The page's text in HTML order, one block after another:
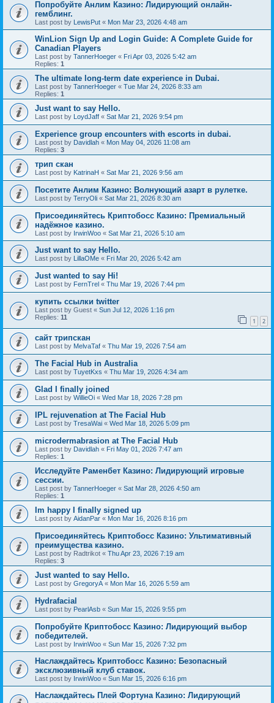
Попробуйте Анлим Казино: Лидирующий онлайн-
гемблинг.
Last post by LewisPut « Mon Mar 23, 2026 4:48 am
WinLion Sign Up and Login Guide: A Complete Guide for
Canadian Players
Last post by TannerHoeger « Fri Apr 03, 2026 5:42 am
Replies: 1
The ultimate long-term date experience in Dubai.
Last post by TannerHoeger « Tue Mar 24, 2026 8:33 am
Replies: 1
Just want to say Hello.
Last post by LoydJaff « Sat Mar 21, 2026 9:54 pm
Experience group encounters with escorts in dubai.
Last post by Davidlah « Mon May 04, 2026 11:08 am
Replies: 3
трип скан
Last post by KatrinaH « Sat Mar 21, 2026 9:56 am
Посетите Анлим Казино: Волнующий азарт в рулетке.
Last post by TerryOli « Sat Mar 21, 2026 8:30 am
Присоединяйтесь Криптобосс Казино: Премиальный
надёжное казино.
Last post by IrwinWoo « Sat Mar 21, 2026 5:10 am
Just want to say Hello.
Last post by LillaOMe « Fri Mar 20, 2026 5:42 am
Just wanted to say Hi!
Last post by FernTrel « Thu Mar 19, 2026 7:44 pm
купить ссылки twitter
Last post by Guest « Sun Jul 12, 2026 1:16 pm
Replies: 11 1 2
сайт трипскан
Last post by MelvaTaf « Thu Mar 19, 2026 7:54 am
The Facial Hub in Australia
Last post by TuyetKxs « Thu Mar 19, 2026 4:34 am
Glad I finally joined
Last post by WillieOi « Wed Mar 18, 2026 7:28 pm
IPL rejuvenation at The Facial Hub
Last post by TresaWai « Wed Mar 18, 2026 5:09 pm
microdermabrasion at The Facial Hub
Last post by Davidlah « Fri May 01, 2026 7:47 am
Replies: 1
Исследуйте Раменбет Казино: Лидирующий игровые
сессии.
Last post by TannerHoeger « Sat Mar 28, 2026 4:50 am
Replies: 1
Im happy I finally signed up
Last post by AidanPar « Mon Mar 16, 2026 8:16 pm
Присоединяйтесь Криптобосс Казино: Ультимативный
преимущества казино.
Last post by Radtrikot « Thu Apr 23, 2026 7:19 am
Replies: 3
Just wanted to say Hello.
Last post by GregoryA « Mon Mar 16, 2026 5:59 am
Hydrafacial
Last post by PearlAsb « Sun Mar 15, 2026 9:55 pm
Попробуйте Криптобосс Казино: Лидирующий выбор
победителей.
Last post by IrwinWoo « Sun Mar 15, 2026 7:32 pm
Наслаждайтесь Криптобосс Казино: Безопасный
эксклюзивный клуб ставок.
Last post by IrwinWoo « Sun Mar 15, 2026 6:16 pm
Наслаждайтесь Плей Фортуна Казино: Лидирующий